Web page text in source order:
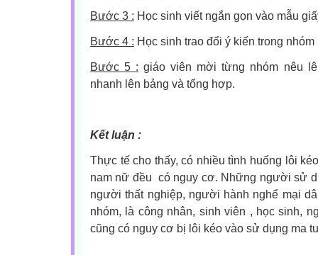
Bước 3 : Học sinh viết ngắn gọn vào mẫu
Bước 4 : Học sinh trao đổi ý kiến trong nhóm
Bước 5 : giáo viên mời từng nhóm nêu
nhanh lên bảng và tổng hợp.
Kết luận :
Thực tế cho thấy, có nhiều tình huống lôi
nam nữ đều có nguy cơ. Những người sử
người thất nghiệp, người hành nghể mại
nhóm, là công nhân, sinh viên , học sinh,
cũng có nguy cơ bị lôi kéo vào sử dụng ma